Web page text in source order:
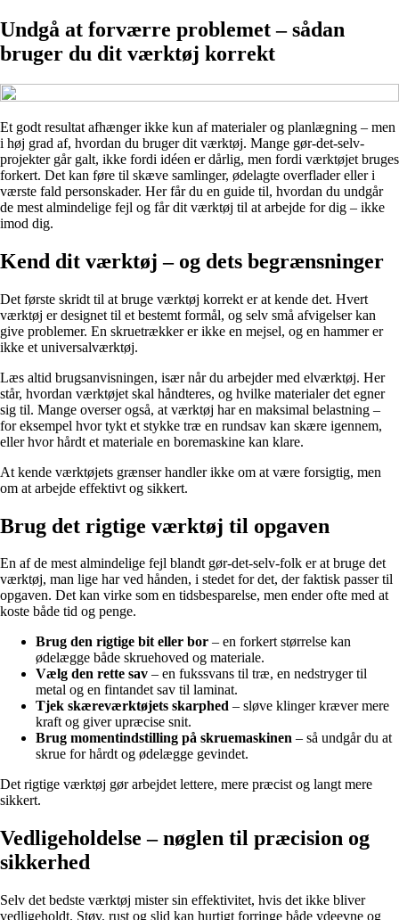
Undgå at forværre problemet – sådan
bruger du dit værktøj korrekt
Et godt resultat afhænger ikke kun af materialer og planlægning – men
i høj grad af, hvordan du bruger dit værktøj. Mange gør-det-selv-
projekter går galt, ikke fordi idéen er dårlig, men fordi værktøjet bruges
forkert. Det kan føre til skæve samlinger, ødelagte overflader eller i
værste fald personskader. Her får du en guide til, hvordan du undgår
de mest almindelige fejl og får dit værktøj til at arbejde for dig – ikke
imod dig.
Kend dit værktøj – og dets begrænsninger
Det første skridt til at bruge værktøj korrekt er at kende det. Hvert
værktøj er designet til et bestemt formål, og selv små afvigelser kan
give problemer. En skruetrækker er ikke en mejsel, og en hammer er
ikke et universalværktøj.
Læs altid brugsanvisningen, især når du arbejder med elværktøj. Her
står, hvordan værktøjet skal håndteres, og hvilke materialer det egner
sig til. Mange overser også, at værktøj har en maksimal belastning –
for eksempel hvor tykt et stykke træ en rundsav kan skære igennem,
eller hvor hårdt et materiale en boremaskine kan klare.
At kende værktøjets grænser handler ikke om at være forsigtig, men
om at arbejde effektivt og sikkert.
Brug det rigtige værktøj til opgaven
En af de mest almindelige fejl blandt gør-det-selv-folk er at bruge det
værktøj, man lige har ved hånden, i stedet for det, der faktisk passer til
opgaven. Det kan virke som en tidsbesparelse, men ender ofte med at
koste både tid og penge.
Brug den rigtige bit eller bor – en forkert størrelse kan
ødelægge både skruehoved og materiale.
Vælg den rette sav – en fukssvans til træ, en nedstryger til
metal og en fintandet sav til laminat.
Tjek skæreværktøjets skarphed – sløve klinger kræver mere
kraft og giver upræcise snit.
Brug momentindstilling på skruemaskinen – så undgår du at
skrue for hårdt og ødelægge gevindet.
Det rigtige værktøj gør arbejdet lettere, mere præcist og langt mere
sikkert.
Vedligeholdelse – nøglen til præcision og
sikkerhed
Selv det bedste værktøj mister sin effektivitet, hvis det ikke bliver
vedligeholdt. Støv, rust og slid kan hurtigt forringe både ydeevne og